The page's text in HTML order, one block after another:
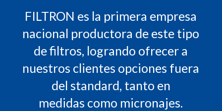
FILTRON es la primera empresa
nacional productora de este tipo
de filtros, logrando ofrecer a
nuestros clientes opciones fuera
del standard, tanto en
medidas como micronajes.